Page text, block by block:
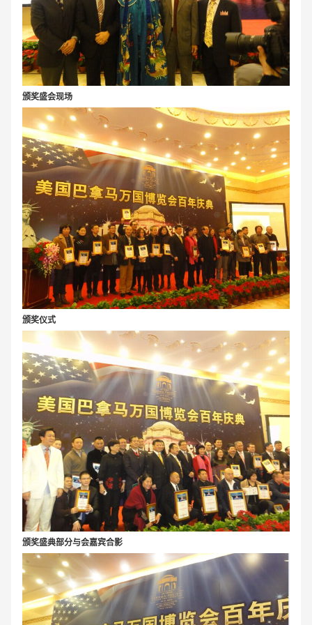
颁奖盛会现场
颁奖仪式
颁奖盛典部分与会嘉宾合影